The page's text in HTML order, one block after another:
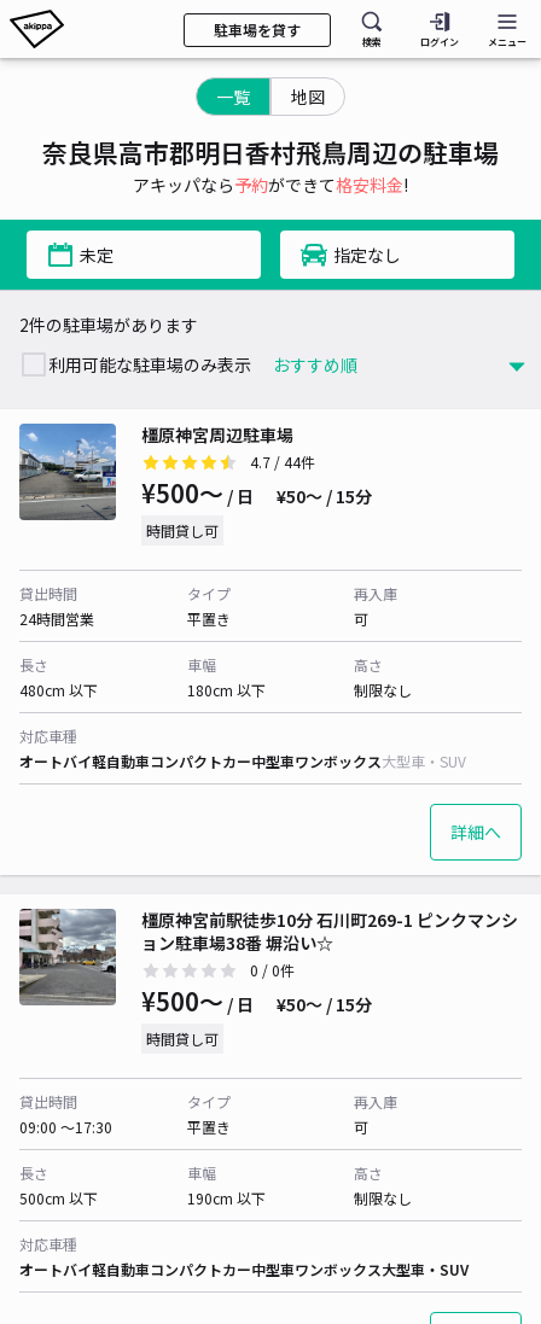
駐車場を貸す
検索 ログイン メニュー
一覧 地図
奈良県高市郡明日香村飛鳥周辺の駐車場
アキッパなら予約ができて格安料金!
未定 指定なし
2件の駐車場があります
利用可能な駐車場のみ表示
橿原神宮周辺駐車場
4.7 / 44件
¥500〜 / 日 ¥50〜 / 15分
時間貸し可
貸出時間
24時間営業
タイプ
平置き
再入庫
可
長さ
480cm 以下
車幅
180cm 以下
高さ
制限なし
対応車種
オートバイ軽自動車コンパクトカー中型車ワンボックス大型車・SUV
詳細へ
橿原神宮前駅徒歩10分 石川町269-1 ピンクマンシ
ョン駐車場38番 塀沿い☆
0 / 0件
¥500〜 / 日 ¥50〜 / 15分
時間貸し可
貸出時間
09:00 〜17:30
タイプ
平置き
再入庫
可
長さ
500cm 以下
車幅
190cm 以下
高さ
制限なし
対応車種
オートバイ軽自動車コンパクトカー中型車ワンボックス大型車・SUV